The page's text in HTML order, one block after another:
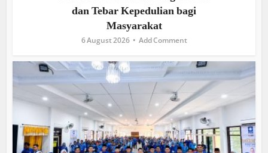
dan Tebar Kepedulian bagi
Masyarakat
6 August 2026 Add Comment